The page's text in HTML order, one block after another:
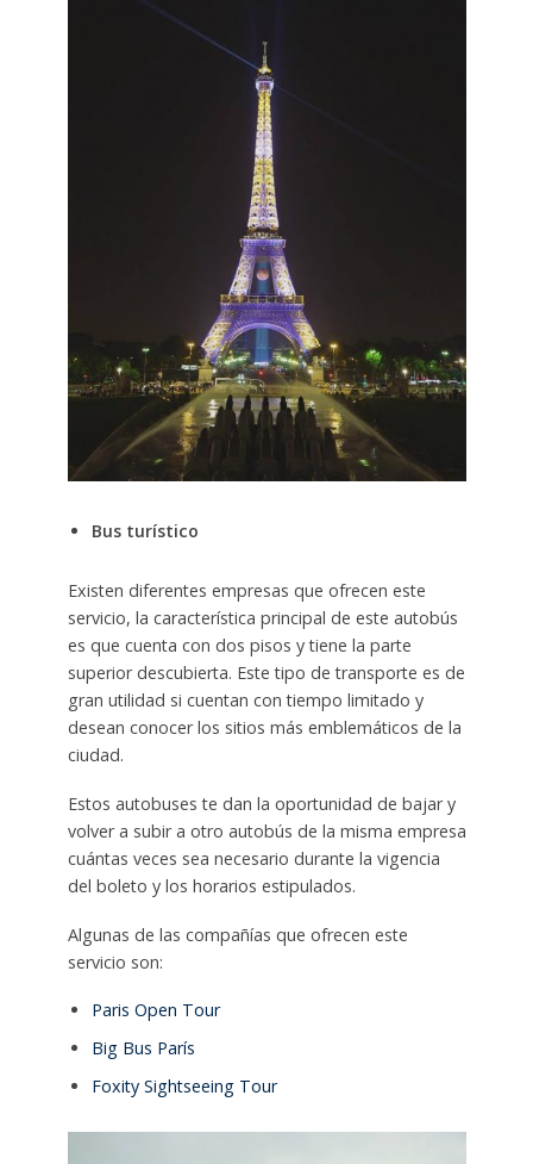
Bus turístico
Existen diferentes empresas que ofrecen este
servicio, la característica principal de este autobús
es que cuenta con dos pisos y tiene la parte
superior descubierta. Este tipo de transporte es de
gran utilidad si cuentan con tiempo limitado y
desean conocer los sitios más emblemáticos de la
ciudad.
Estos autobuses te dan la oportunidad de bajar y
volver a subir a otro autobús de la misma empresa
cuántas veces sea necesario durante la vigencia
del boleto y los horarios estipulados.
Algunas de las compañías que ofrecen este
servicio son:
Paris Open Tour
Big Bus París
Foxity Sightseeing Tour